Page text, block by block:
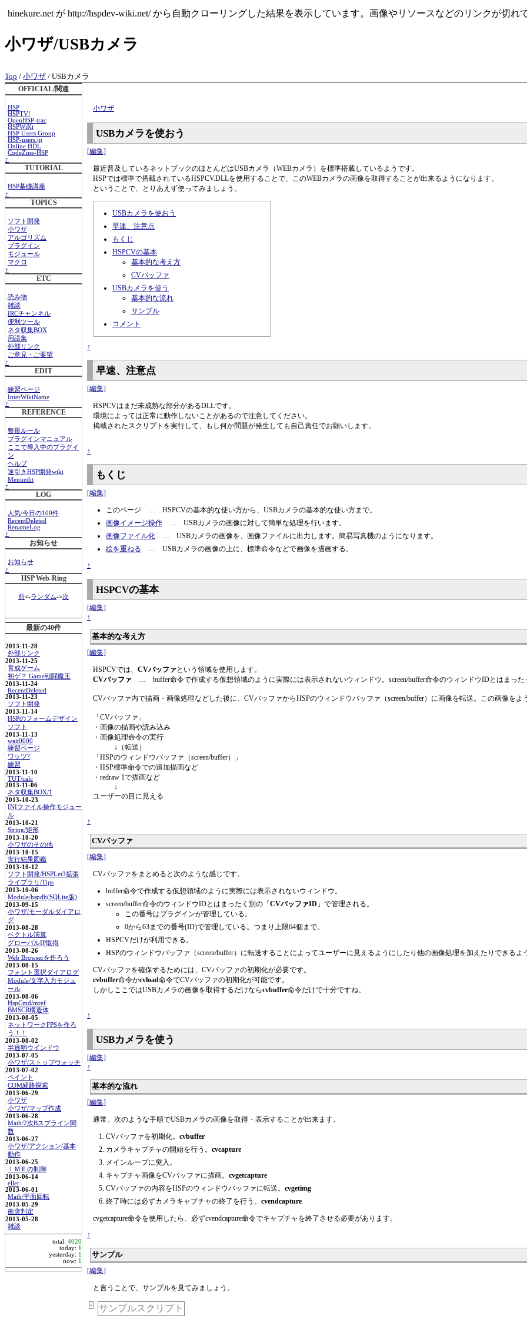
hinekure.net が http://hspdev-wiki.net/ から自動クローリングした結果を表示しています。画像やリソースなどのリンクが切れ
小ワザ/USBカメラ
Top / 小ワザ / USBカメラ
OFFICIAL/関連
HSP
HSPTV!
OpenHSP-trac
HSPWiKi
HSP Users Group
HSP-users.jp
Online HDL
CodeZine-HSP
↑
TUTORIAL
HSP基礎講座
↑
TOPICS
ソフト開発
小ワザ
アルゴリズム
プラグイン
モジュール
マクロ
↑
ETC
読み物
雑談
IRCチャンネル
便利ツール
ネタ収集BOX
用語集
外部リンク
ご意見・ご要望
↑
EDIT
練習ページ
InterWikiName
↑
REFERENCE
整形ルール
プラグインマニュアル
ここで導入中のプラグイ
ン
ヘルプ
逆引きHSP開発wiki
Menuedit
↑
LOG
人気/今日の100件
RecentDeleted
RenameLog
↑
お知らせ
お知らせ
↑
HSP Web-Ring
前<-ランダム->次
最新の40件
2013-11-28
外部リンク
2013-11-25
育成ゲーム
初ゲ？ Game戦闘魔王
2013-11-24
RecentDeleted
2013-11-23
ソフト開発
2013-11-14
HSPのフォームデザイン
ソフト
2013-11-13
wait0000
練習ページ
ワッツ?
練習
2013-11-10
TUT/calc
2013-11-06
ネタ収集BOX/1
2013-10-23
INIファイル操作モジュー
ル
2013-10-21
String/矩形
2013-10-20
小ワザのその他
2013-10-15
実行結果図鑑
2013-10-12
ソフト開発/HSPLet3拡張
ライブラリ/Tips
2013-10-06
Module/hspdb(SQLite版)
2013-09-15
小ワザ/モーダルダイアロ
グ
2013-08-28
ベクトル演算
グローバルIP取得
2013-08-26
Web Browserを作ろう
2013-08-15
フォント選択ダイアログ
Module/文字入力モジュ
ール
2013-08-06
HspCmd/mref
BMSCR構造体
2013-08-05
ネットワークFPSを作ろ
う！！
2013-08-02
半透明ウインドウ
2013-07-05
小ワザ/ストップウォッチ
2013-07-02
ペイント
COM経路探索
2013-06-29
小ワザ
小ワザ/マップ作成
2013-06-28
Math/2次Bスプライン関
数
2013-06-27
小ワザ/アクション/基本
動作
2013-06-25
ＩＭＥの制御
2013-06-14
eller
2013-06-01
Math/平面回転
2013-05-29
衝突判定
2013-05-28
雑談
total: 4020
today: 1
yesterday: 1
now: 1
小ワザ
USBカメラを使おう
[編集]
最近普及しているネットブックのほとんどはUSBカメラ（WEBカメラ）を標準搭載しているようです。
HSPでは標準で搭載されているHSPCV.DLLを使用することで、このWEBカメラの画像を取得することが出来るようになります。
ということで、とりあえず使ってみましょう。
USBカメラを使おう
早速、注意点
もくじ
HSPCVの基本
基本的な考え方
CVバッファ
USBカメラを使う
基本的な流れ
サンプル
コメント
↑
早速、注意点
[編集]
HSPCVはまだ未成熟な部分があるDLLです。
環境によっては正常に動作しないことがあるので注意してください。
掲載されたスクリプトを実行して、もし何か問題が発生しても自己責任でお願いします。
↑
もくじ
[編集]
このページ … HSPCVの基本的な使い方から、USBカメラの基本的な使い方まで。
画像イメージ操作 … USBカメラの画像に対して簡単な処理を行います。
画像ファイル化 … USBカメラの画像を、画像ファイルに出力します。簡易写真機のようになります。
絵を重ねる … USBカメラの画像の上に、標準命令などで画像を描画する。
↑
HSPCVの基本
[編集]
↑
基本的な考え方
[編集]
HSPCVでは、 CVバッファという領域を使用します。
CVバッファ … buffer命令で作成する仮想領域のように実際には表示されないウィンドウ。screen/buffer命令のウィンドウIDとはまった
CVバッファ内で描画・画像処理などした後に、CVバッファからHSPのウィンドウバッファ（screen/buffer）に画像を転送。この画像をよ
「CVバッファ」
・画像の描画や読み込み
・画像処理命令の実行
↓（転送）
「HSPのウィンドウバッファ（screen/buffer）」
・HSP標準命令での追加描画など
・redraw 1で描画など
↓
ユーザーの目に見える
↑
CVバッファ
[編集]
CVバッファをまとめると次のような感じです。
buffer命令で作成する仮想領域のように実際には表示されないウィンドウ。
screen/buffer命令のウィンドウIDとはまったく別の「 CVバッファID 」で管理される。
この番号はプラグインが管理している。
0から63までの番号(ID)で管理している。つまり上限64個まで。
HSPCVだけが利用できる。
HSPのウィンドウバッファ（screen/buffer）に転送することによってユーザーに見えるようにしたり他の画像処理を加えたりできるよ
CVバッファを確保するためには、CVバッファの初期化が必要です。
cvbuffer命令かcvload命令でCVバッファの初期化が可能です。
しかしここではUSBカメラの画像を取得するだけならcvbuffer命令だけで十分ですね。
↑
USBカメラを使う
[編集]
↑
基本的な流れ
[編集]
通常、次のような手順でUSBカメラの画像を取得・表示することが出来ます。
CVバッファを初期化。 cvbuffer
カメラキャプチャの開始を行う。 cvcapture
メインループに突入。
キャプチャ画像をCVバッファに描画。 cvgetcapture
CVバッファの内容をHSPのウィンドウバッファに転送。 cvgetimg
終了時には必ずカメラキャプチャの終了を行う。 cvendcapture
cvgetcapture命令を使用したら、必ずcvendcapture命令でキャプチャを終了させる必要があります。
↑
サンプル
[編集]
と言うことで、サンプルを見てみましょう。
+ サンプルスクリプト